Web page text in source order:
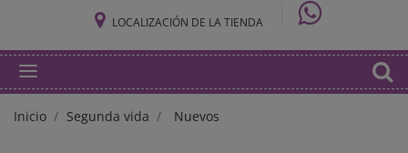
LOCALIZACIÓN DE LA TIENDA
Inicio Segunda vida Nuevos